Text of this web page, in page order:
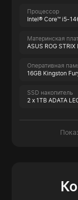
Процессор
Intel® Core™ i5-
Материнская
ASUS ROG
Оперативная
16GB Kingston
SSD накопитель
2 x 1TB ADATA